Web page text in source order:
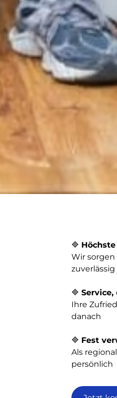
🔷
Wir sorgen
zuverlässig
🔷
Ihre
danach
🔷 Fest
Als
persönlich